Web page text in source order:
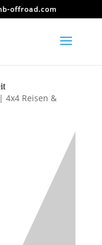
offroad.com
| 4x4 Reisen &